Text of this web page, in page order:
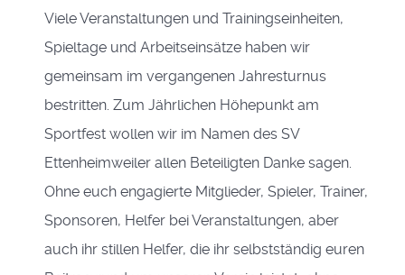
Viele Veranstaltungen und Trainingseinheiten,
Spieltage und Arbeitseinsätze haben wir
gemeinsam im vergangenen Jahresturnus
bestritten. Zum Jährlichen Höhepunkt am
Sportfest wollen wir im Namen des SV
Ettenheimweiler allen Beteiligten Danke sagen.
Ohne euch engagierte Mitglieder, Spieler, Trainer,
Sponsoren, Helfer bei Veranstaltungen, aber
auch ihr stillen Helfer, die ihr selbstständig euren